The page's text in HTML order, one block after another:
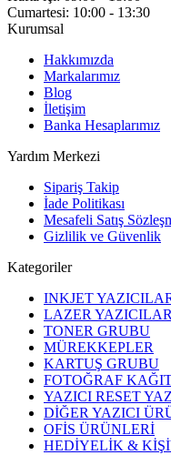
Cumartesi: 10:00 - 13:30
Kurumsal
Hakkımızda
Markalarımız
Blog
İletişim
Banka Hesaplarımız
Yardım Merkezi
Sipariş Takip
İade Politikası
Mesafeli Satış
Gizlilik ve Güvenlik
Kategoriler
INKJET
LAZER YAZICILAR
TONER GRUBU
MÜREKKEPLER
KARTUŞ GRUBU
FOTOĞRAF
YAZICI RESET
DİĞER YAZICI
OFİS ÜRÜNLERİ
HEDİYELİK &